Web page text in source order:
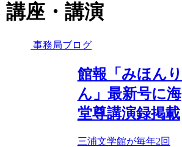
講座・講演
事務局ブログ
館報「みほんり
ん」最新号に海
堂尊講演録掲載
三浦文学館が毎年2回